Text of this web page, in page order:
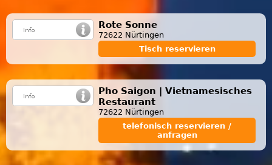
Rote Sonne
72622 Nürtingen
Tisch reservieren
Pho Saigon | Vietnamesisches
Restaurant
72622 Nürtingen
telefonisch reservieren /
anfragen